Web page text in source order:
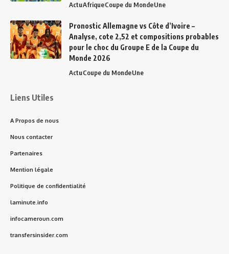
ActuAfriqueCoupe du MondeUne
Pronostic Allemagne vs Côte d’Ivoire –
Analyse, cote 2,52 et compositions probables
pour le choc du Groupe E de la Coupe du
Monde 2026
ActuCoupe du MondeUne
Liens Utiles
A Propos de nous
Nous contacter
Partenaires
Mention légale
Politique de confidentialité
laminute.info
infocameroun.com
transfersinsider.com